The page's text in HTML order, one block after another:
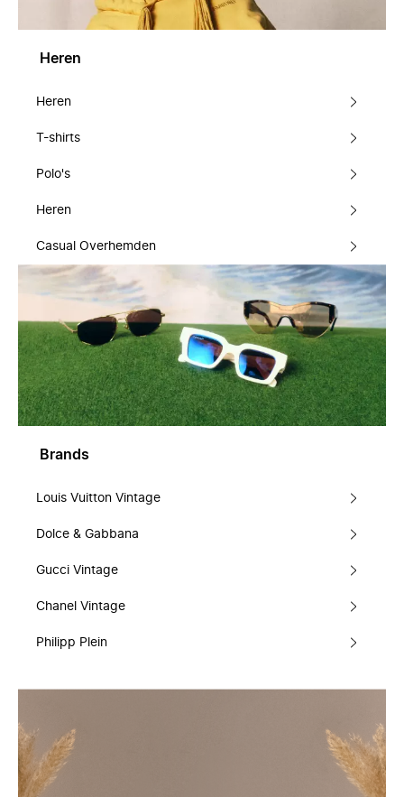
Heren
Heren
T-shirts
Polo's
Heren
Casual Overhemden
Brands
Louis Vuitton Vintage
Dolce & Gabbana
Gucci Vintage
Chanel Vintage
Philipp Plein